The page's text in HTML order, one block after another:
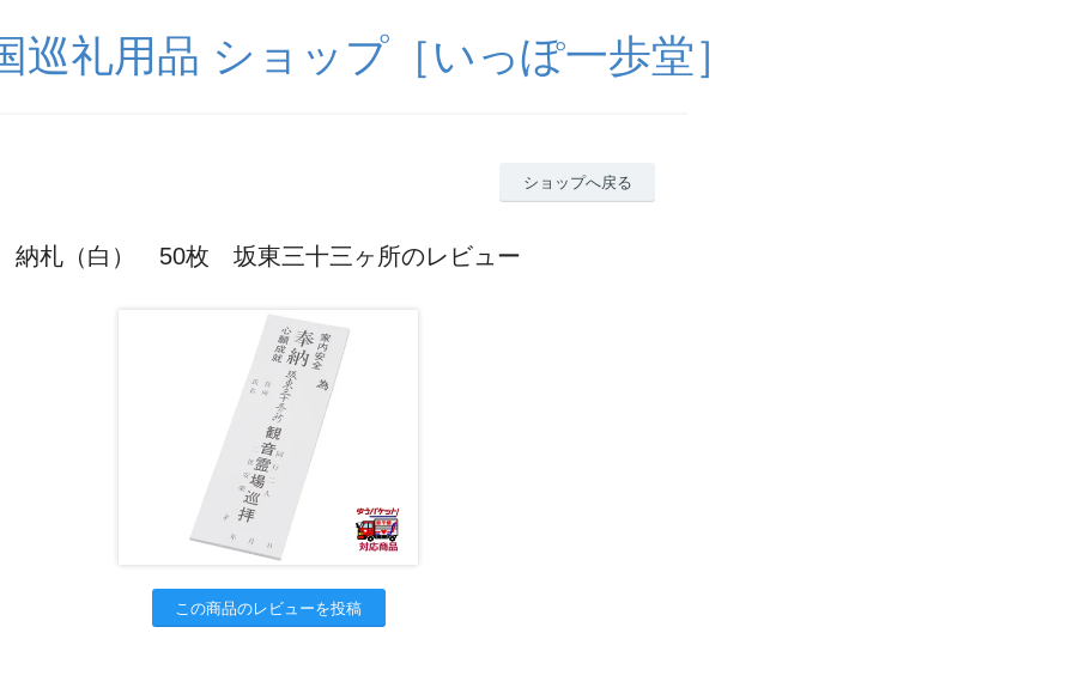
巡礼用品 ショップ［いっぽ一歩堂］
ショップへ戻る
納札（白） 50枚 坂東三十三ヶ所のレビュー
この商品のレビューを投稿